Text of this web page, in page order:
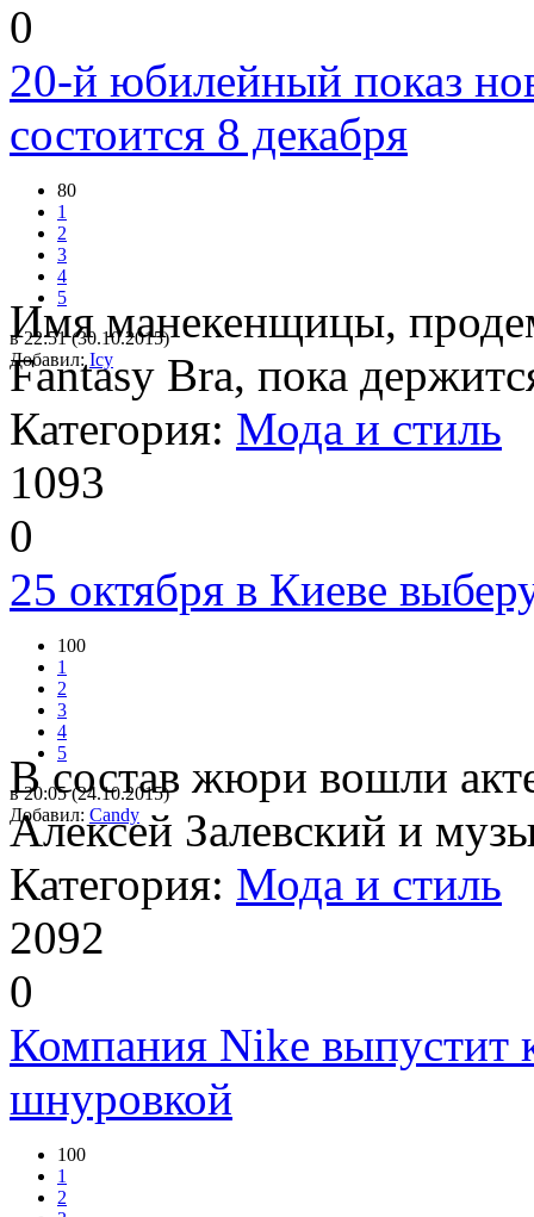
0
20-й юбилейный показ
состоится 8 декабря
80
1
2
3
4
5
в 22:51 (30.10.2015)
Добавил: Icy
Имя манекенщицы,
Fantasy Bra, пока
Категория: Мода и стиль
1093
0
25 октября в Киеве
100
1
2
3
4
5
в 20:05 (24.10.2015)
Добавил: Candy
В состав жюри вошли
Алексей Залевский и
Категория: Мода и стиль
2092
0
Компания Nike выпустит
шнуровкой
100
1
2